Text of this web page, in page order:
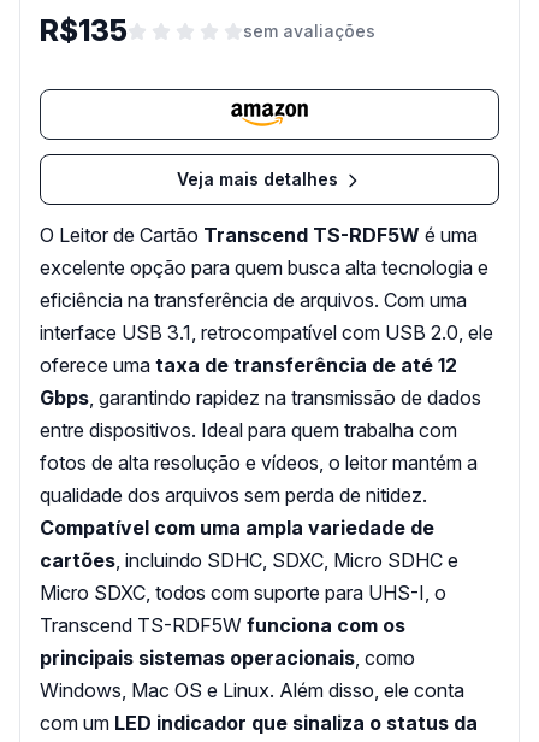
R$135 sem avaliações
Veja mais detalhes
O Leitor de Cartão Transcend TS-RDF5W é uma
excelente opção para quem busca alta tecnologia e
eficiência na transferência de arquivos. Com uma
interface USB 3.1, retrocompatível com USB 2.0, ele
oferece uma taxa de transferência de até 12
Gbps , garantindo rapidez na transmissão de dados
entre dispositivos. Ideal para quem trabalha com
fotos de alta resolução e vídeos, o leitor mantém a
qualidade dos arquivos sem perda de nitidez.
Compatível com uma ampla variedade de
cartões , incluindo SDHC, SDXC, Micro SDHC e
Micro SDXC, todos com suporte para UHS-I, o
Transcend TS-RDF5W funciona com os
principais sistemas operacionais , como
Windows, Mac OS e Linux. Além disso, ele conta
com um LED indicador que sinaliza o status da